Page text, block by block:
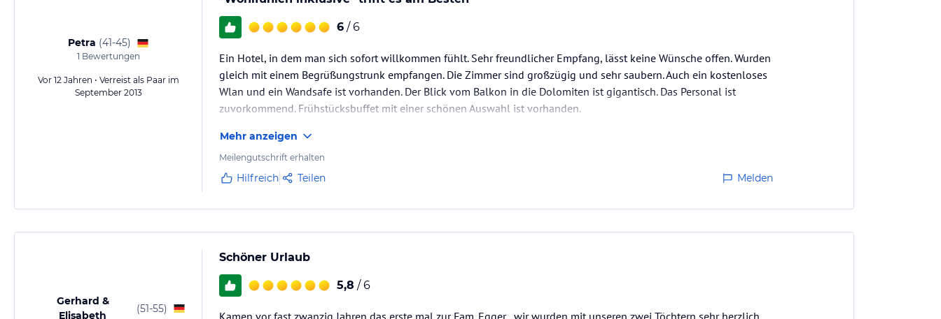
Petra (41-45)
1 Bewertungen
Vor 12 Jahren • Verreist als Paar im
September 2013
6 / 6
Ein Hotel, in dem man sich sofort willkommen fühlt. Sehr freundlicher Empfang, lässt keine Wünsche offen. Wurden
gleich mit einem Begrüßungstrunk empfangen. Die Zimmer sind großzügig und sehr saubern. Auch ein kostenloses
Wlan und ein Wandsafe ist vorhanden. Der Blick vom Balkon in die Dolomiten ist gigantisch. Das Personal ist
zuvorkommend. Frühstücksbuffet mit einer schönen Auswahl ist vorhanden.
Kann man nur empfehlen!
Mehr anzeigen
Meilengutschrift erhalten
Hilfreich Teilen Melden
Gerhard &
Elisabeth
(51-55)
Schöner Urlaub
5,8 / 6
Kamen vor fast zwanzig Jahren das erste mal zur Fam. Egger , wir wurden mit unseren zwei Töchtern sehr herzlich